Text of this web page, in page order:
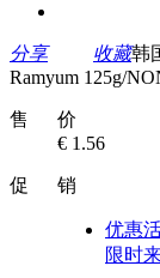
分享 收藏韩
Ramyum 125g/
售 价
€ 1.56
促 销
优惠
限时